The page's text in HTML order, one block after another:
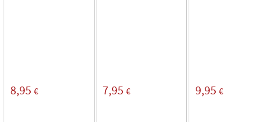
8,95 € 7,95 € 9,95 €